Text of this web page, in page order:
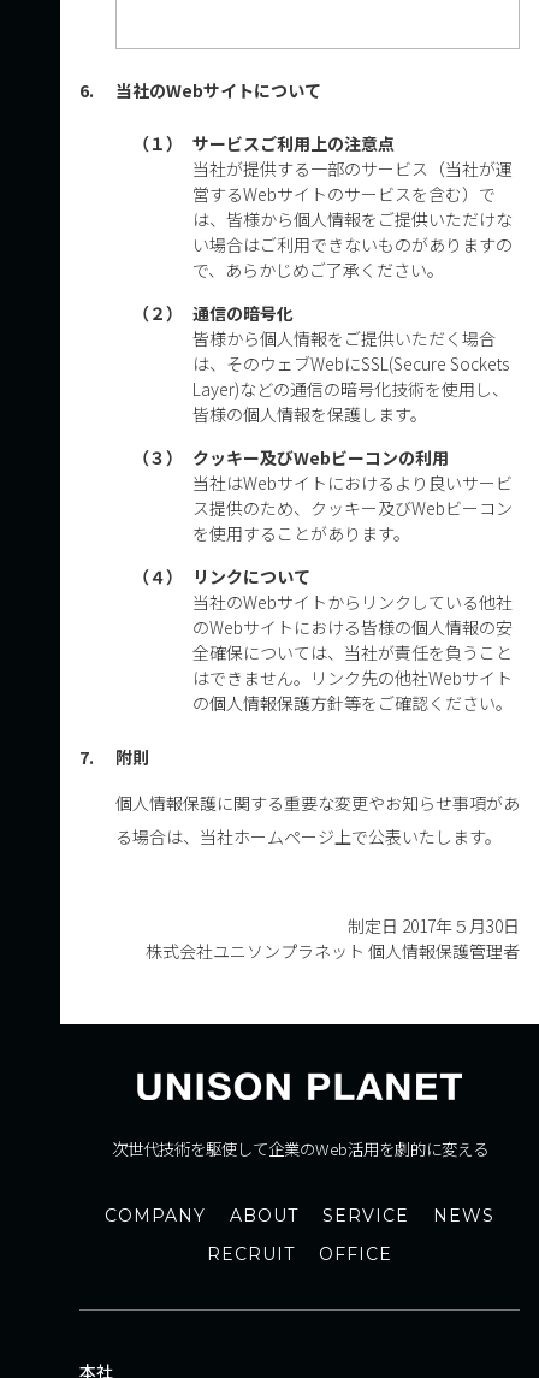
6. 当社のWebサイトについて
（１）
サービスご利用上の注意点
当社が提供する一部のサービス（当社が運
営するWebサイトのサービスを含む）で
は、皆様から個人情報をご提供いただけな
い場合はご利用できないものがありますの
で、あらかじめご了承ください。
（２）
通信の暗号化
皆様から個人情報をご提供いただく場合
は、そのウェブWebにSSL(Secure Sockets
Layer)などの通信の暗号化技術を使用し、
皆様の個人情報を保護します。
（３）
クッキー及びWebビーコンの利用
当社はWebサイトにおけるより良いサービ
ス提供のため、クッキー及びWebビーコン
を使用することがあります。
（４）
リンクについて
当社のWebサイトからリンクしている他社
のWebサイトにおける皆様の個人情報の安
全確保については、当社が責任を負うこと
はできません。リンク先の他社Webサイト
の個人情報保護方針等をご確認ください。
7.
附則
個人情報保護に関する重要な変更やお知らせ事項があ
る場合は、当社ホームページ上で公表いたします。
制定日 2017年５月30日
株式会社ユニソンプラネット 個人情報保護管理者
次世代技術を駆使して企業のWeb活用を劇的に変える
COMPANY ABOUT SERVICE
NEWS
RECRUIT
OFFICE
本社